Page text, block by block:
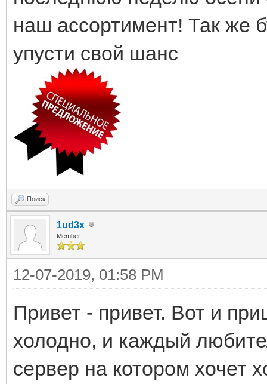
наш ассортимент! Так же
упусти свой шанс
Поиск
1ud3x
Member
12-07-2019, 01:58 PM
Привет - привет. Вот и
холодно, и каждый
сервер на котором хочет